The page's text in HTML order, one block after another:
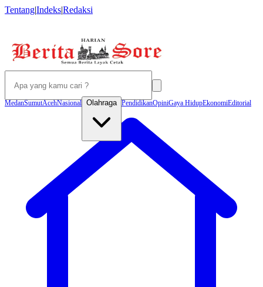
Tentang|Indeks|Redaksi
MedanSumutAcehNasional Olahraga PendidikanOpiniGaya HidupEkonomiEditorial